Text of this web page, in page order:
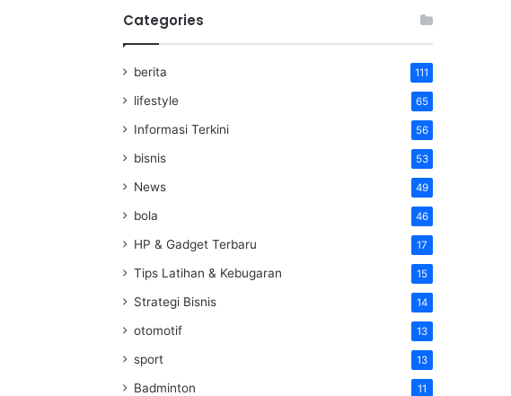
Categories
berita 111
lifestyle 65
Informasi Terkini 56
bisnis 53
News 49
bola 46
HP & Gadget Terbaru 17
Tips Latihan & Kebugaran 15
Strategi Bisnis 14
otomotif 13
sport 13
Badminton 11